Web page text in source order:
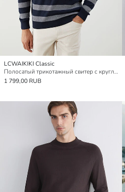
LCWAIKIKI Classic
Полосатый трикотажный свитер с круглым вырезом
1 799,00 RUB